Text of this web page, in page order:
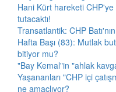
Hani Kürt hareketi CHP'ye
tutacaktı!
Transatlantik: CHP
Hafta Başı (83): Mutlak
bitiyor mu?
"Bay Kemal"in "ahlak
Yaşananları "CHP içi
ne amaçlıyor?